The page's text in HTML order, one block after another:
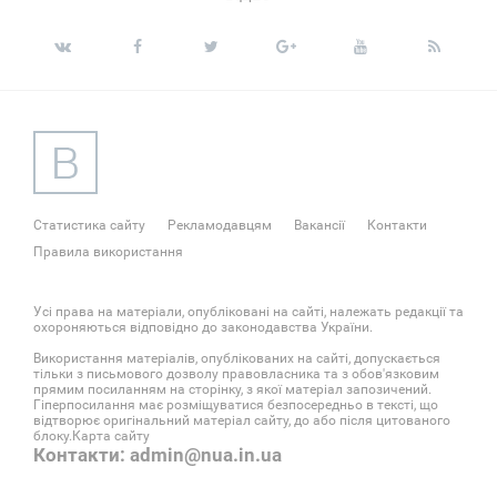
Статистика сайту Рекламодавцям Вакансії
Контакти
Правила використання
Усі права на матеріали, опубліковані на сайті, належать редакції та
охороняються відповідно до законодавства України.
Використання матеріалів, опублікованих на сайті, допускається
тільки з письмового дозволу правовласника та з обов'язковим
прямим посиланням на сторінку, з якої матеріал запозичений.
Гіперпосилання має розміщуватися безпосередньо в тексті, що
відтворює оригінальний матеріал сайту, до або після цитованого
блоку. Карта сайту
Контакти: admin@nua.in.ua